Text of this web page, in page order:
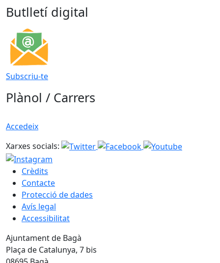
Butlletí digital
Subscriu-te
Plànol / Carrers
Accedeix
Xarxes socials:
Crèdits
Contacte
Protecció de dades
Avís legal
Accessibilitat
Ajuntament de Bagà
Plaça de Catalunya, 7 bis